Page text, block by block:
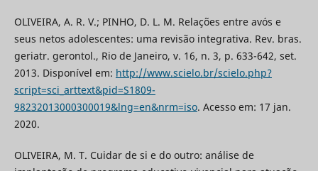
OLIVEIRA, A. R. V.; PINHO, D. L. M. Relações entre avós e
seus netos adolescentes: uma revisão integrativa. Rev. bras.
geriatr. gerontol., Rio de Janeiro, v. 16, n. 3, p. 633-642, set.
2013. Disponível em: http://www.scielo.br/scielo.php?
script=sci_arttext&pid=S1809-
98232013000300019&lng=en&nrm=iso. Acesso em: 17 jan.
2020.
OLIVEIRA, M. T. Cuidar de si e do outro: análise de